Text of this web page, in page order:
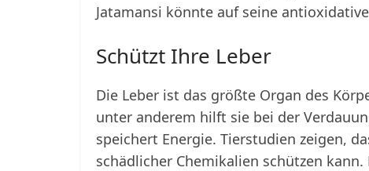
Jatamansi könnte auf seine
Schützt Ihre Leber
Die Leber ist das größte Organ des
unter anderem hilft sie bei der
speichert Energie. Tierstudien zeigen,
schädlicher Chemikalien schützen